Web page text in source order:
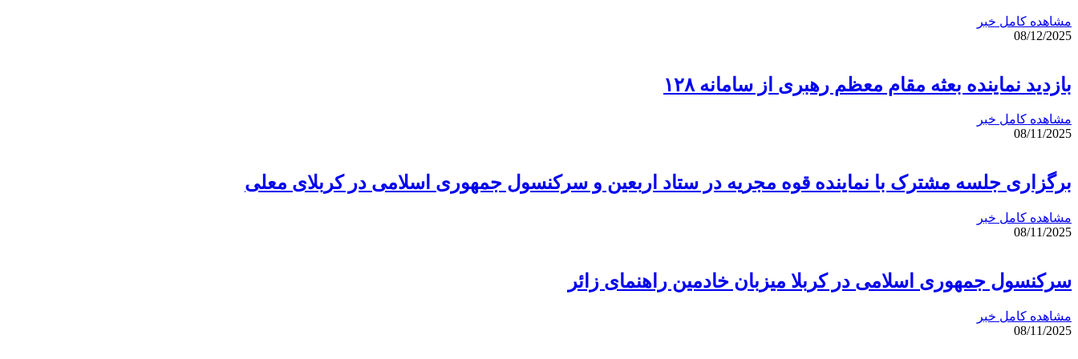
مشاهده کامل خبر
08/12/2025
بازدید نماینده بعثه مقام معظم رهبری از سامانه ۱۲۸
مشاهده کامل خبر
08/11/2025
برگزاری جلسه مشترک با نماینده قوه مجریه در ستاد اربعین و سرکنسول جمهوری اسلامی در کربلای معلی
مشاهده کامل خبر
08/11/2025
سرکنسول جمهوری اسلامی در کربلا میزبان خادمین راهنمای زائر
مشاهده کامل خبر
08/11/2025